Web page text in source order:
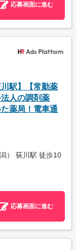
応募画面に進む
駅】【常勤薬
人の調剤薬
薬局！電車通
） 荻川駅 徒歩10
応募画面に進む